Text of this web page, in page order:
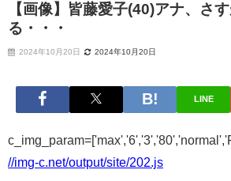
【画像】皆藤愛子(40)アナ、さ
る・・・
2024年10月20日 2024年10月20日
LINE
//img-c.net/output/site/202.js